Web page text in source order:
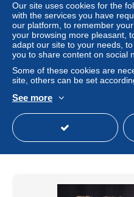
IRLANDE - Lettre >
±
Status
Our site uses cookies for the
with the services you have
our platform, to remember
your browsing more pleasant,
adapt our site to your needs,
you to share content on social
Some of these cookies are
site, others can be set
See more